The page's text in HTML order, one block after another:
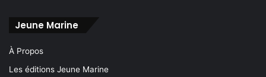
Jeune Marine
À Propos
Les éditions Jeune Marine